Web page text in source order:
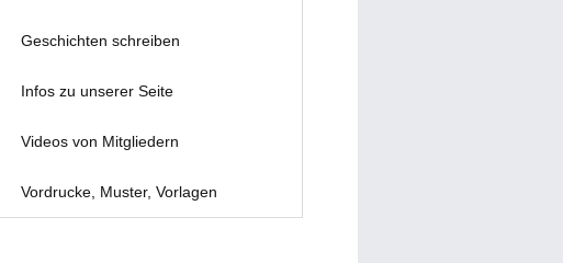
Geschichten schreiben
Infos zu unserer Seite
Videos von Mitgliedern
Vordrucke, Muster, Vorlagen